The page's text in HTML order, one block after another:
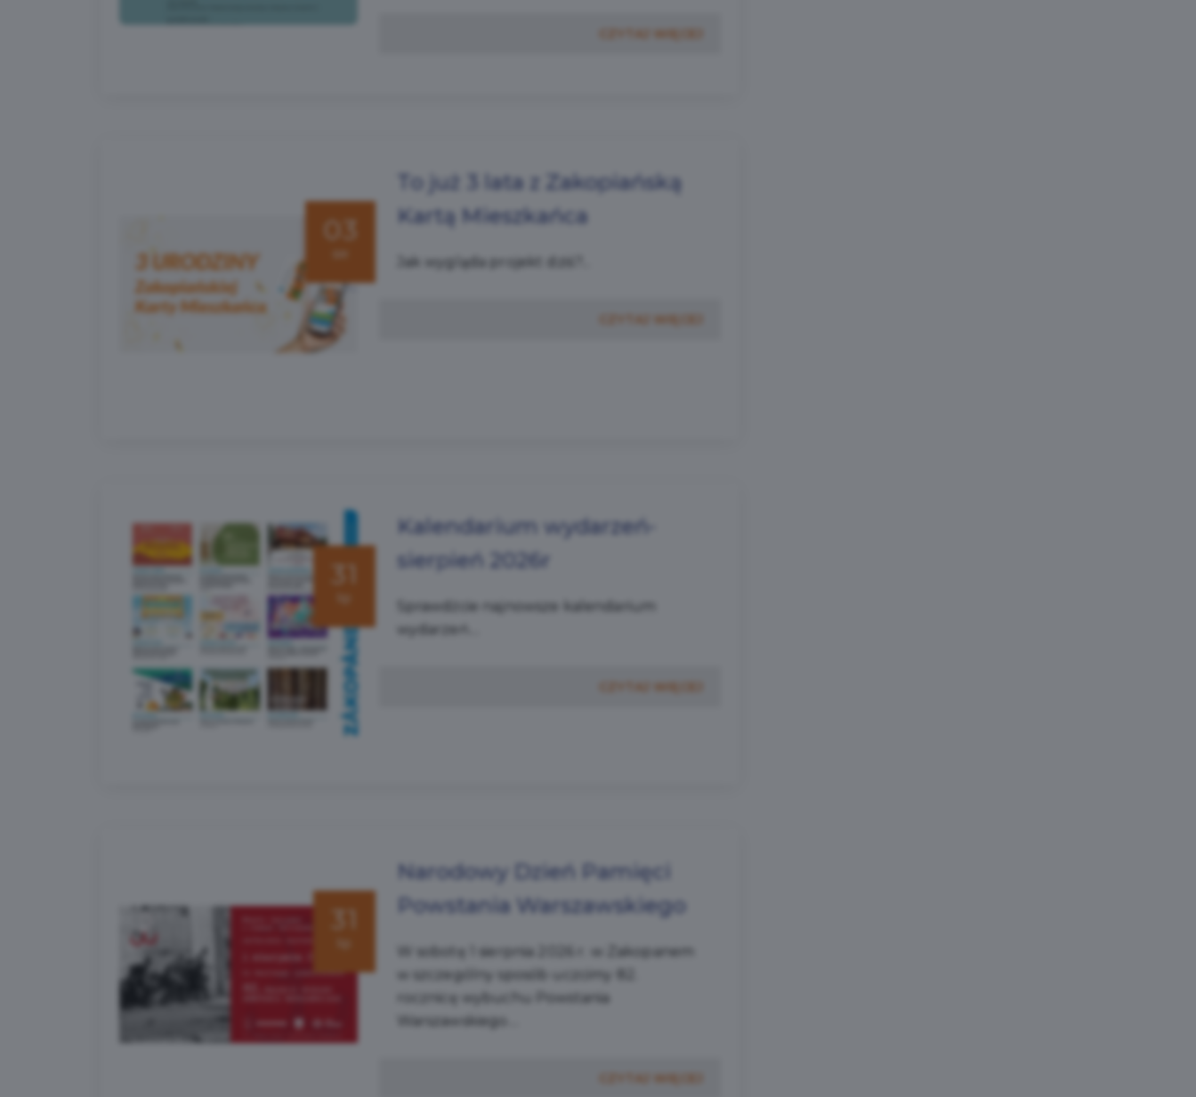
CZYTAJ WIĘCEJ
To już 3 lata z Zakopiańską
Kartą Mieszkańca
Jak wygląda projekt dziś?...
CZYTAJ WIĘCEJ
Kalendarium wydarzeń-
sierpień 2026r
Sprawdźcie najnowsze kalendarium
wydarzeń....
Narodowy Dzień Pamięci
Powstania Warszawskiego
W sobotę 1 sierpnia 2026 r. w Zakopanem
w szczególny sposób uczcimy 82.
rocznicę wybuchu Powstania
Warszawskiego....
CZYTAJ WIĘCEJ